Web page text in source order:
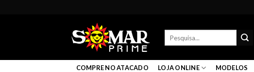
COMPRE NO ATACADO LOJA ONLINE MODELOS